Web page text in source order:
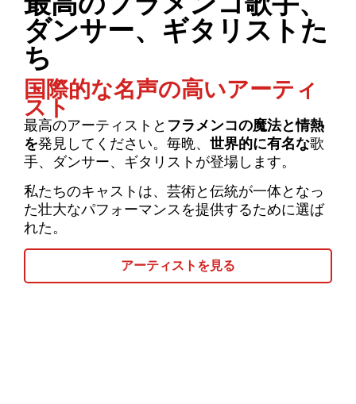
ダンサー、ギタリストた
ち
国際的な名声の高いアーティ
スト
最高のアーティストと フラメンコの魔法と情熱
を発見してください。毎晩、 世界的に有名な歌
手、ダンサー、ギタリストが登場します。
私たちのキャストは、芸術と伝統が一体となっ
た壮大なパフォーマンスを提供するために選ば
れた。
アーティストを見る